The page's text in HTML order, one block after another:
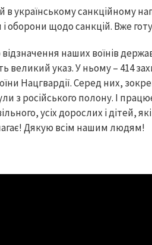
українському санкційному
оборони щодо санкцій. Вже
відзначення наших воїнів
указ. У ньому – 414
Нацгвардії. Серед них,
з російського полону. І
усіх дорослих і дітей,
Дякую всім нашим людям!